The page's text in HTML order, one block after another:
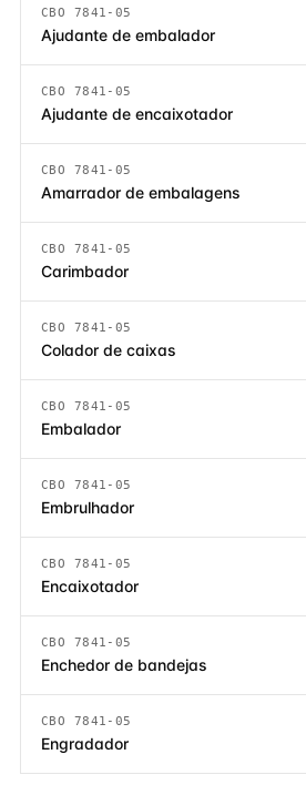
CBO 7841-05
Ajudante de embalador
CBO 7841-05
Ajudante de encaixotador
CBO 7841-05
Amarrador de embalagens
CBO 7841-05
Carimbador
CBO 7841-05
Colador de caixas
CBO 7841-05
Embalador
CBO 7841-05
Embrulhador
CBO 7841-05
Encaixotador
CBO 7841-05
Enchedor de bandejas
CBO 7841-05
Engradador